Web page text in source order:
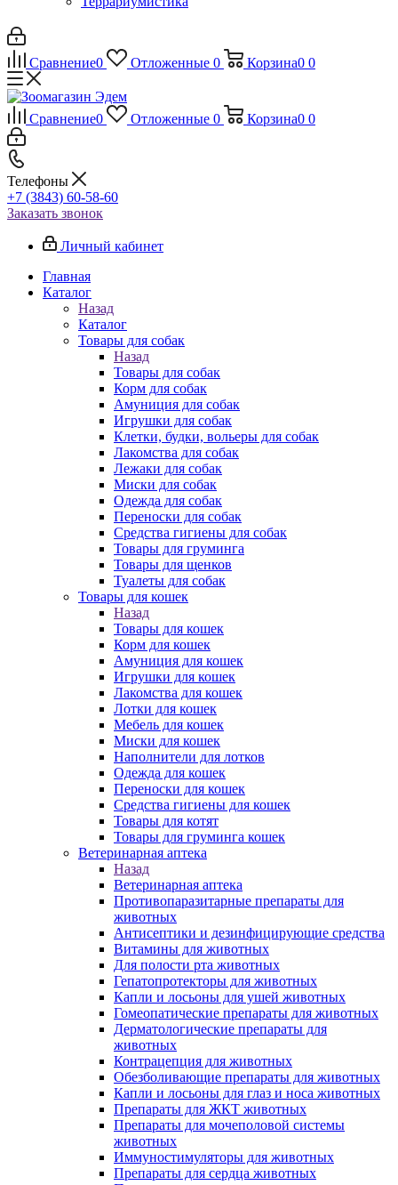
Сравнение0 Отложенные 0 Корзина0 0
Сравнение0 Отложенные 0 Корзина0 0
Телефоны
+7 (3843) 60-58-60
Заказать звонок
Личный кабинет
Главная
Каталог
Назад
Каталог
Товары для собак
Назад
Товары для собак
Корм для собак
Амуниция для собак
Игрушки для собак
Клетки, будки, вольеры для собак
Лакомства для собак
Лежаки для собак
Миски для собак
Одежда для собак
Переноски для собак
Средства гигиены для собак
Товары для груминга
Товары для щенков
Туалеты для собак
Товары для кошек
Назад
Товары для кошек
Корм для кошек
Амуниция для кошек
Игрушки для кошек
Лакомства для кошек
Лотки для кошек
Мебель для кошек
Миски для кошек
Наполнители для лотков
Одежда для кошек
Переноски для кошек
Средства гигиены для кошек
Товары для котят
Товары для груминга кошек
Ветеринарная аптека
Назад
Ветеринарная аптека
Противопаразитарные препараты для
животных
Антисептики и дезинфицирующие средства
Витамины для животных
Для полости рта животных
Гепатопротекторы для животных
Капли и лосьоны для ушей животных
Гомеопатические препараты для животных
Дерматологические препараты для
животных
Контрацепция для животных
Обезболивающие препараты для животных
Капли и лосьоны для глаз и носа животных
Препараты для ЖКТ животных
Препараты для мочеполовой системы
животных
Иммуностимуляторы для животных
Препараты для сердца животных